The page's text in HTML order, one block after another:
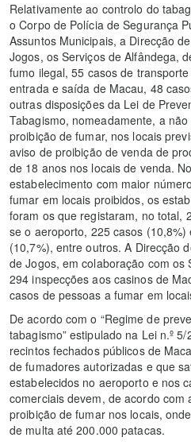
Relativamente ao controlo do
o Corpo de Polícia de Segurança
Assuntos Municipais, a Direcção
Jogos, os Serviços de Alfândega,
fumo ilegal, 55 casos de
entrada e saída de Macau, 48
outras disposições da Lei de
Tabagismo, nomeadamente, a
proibição de fumar, nos locais
aviso de proibição de venda de
de 18 anos nos locais de venda.
estabelecimento com maior
fumar em locais proibidos, os
foram os que registaram, no total,
se o aeroporto, 225 casos
(10,7%), entre outros. A Direcção
de Jogos, em colaboração com os
294 inspecções aos casinos de
casos de pessoas a fumar em
De acordo com o “Regime de
tabagismo” estipulado na Lei n.º
recintos fechados públicos de
de fumadores autorizadas e que
estabelecidos no aeroporto e nos
comerciais devem, de acordo com
proibição de fumar nos locais,
de multa até 200.000 patacas.